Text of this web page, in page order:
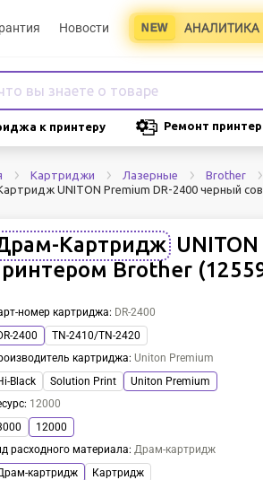
Новости
к принтеру Ремонт
Картриджи Лазерные Brother
UNITON Premium DR-2400 черный
Картридж
Brother
номер картриджа: DR-2400
2400
TN-2410/TN-2420
картриджа: Uniton Premium
Black
Solution Print
Uniton Premium
: 12000
12000
расходного материала: Драм-картридж
картридж
Картридж